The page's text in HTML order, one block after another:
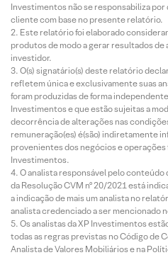
Investimentos não se responsabiliza
cliente com base no presente relatório.
Este relatório foi elaborado
produtos de modo a gerar resultados de
investidor.
O(s) signatário(s) deste relatório
refletem única e exclusivamente suas
foram produzidas de forma
Investimentos e que estão sujeitas a
decorrência de alterações nas
remuneração(es) é(são) indiretamente
provenientes dos negócios e operações
Investimentos.
O analista responsável pelo
da Resolução CVM nº 20/2021 está
a indicação de mais um analista no
analista credenciado a ser mencionado
Os analistas da XP Investimentos
todas as regras previstas no Código de
Analista de Valores Mobiliários e na